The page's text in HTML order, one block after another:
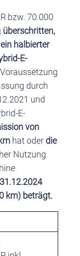
bzw. 70.000
überschritten,
halbierter
E-
durch
und
E-
von
hat oder die
Nutzung
km) beträgt.